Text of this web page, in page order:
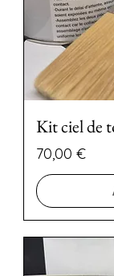
Kit ciel de
Preço
70,00 €